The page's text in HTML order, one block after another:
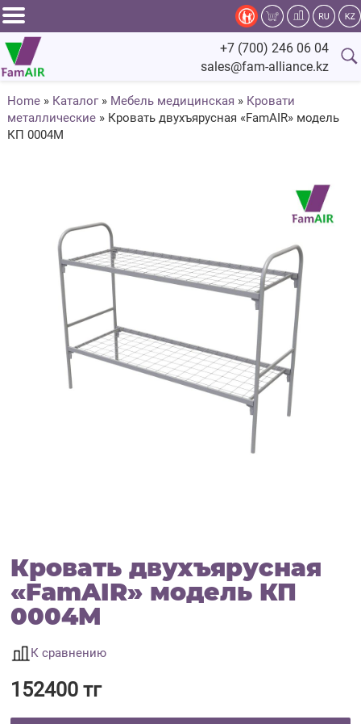
Задать
вопрос
специалисту
Главная
Производство
Сервис
Компания
Fam.Alliance
+7 (700) 246 06 04
sales@fam-alliance.kz
Home » Каталог » Мебель медицинская » Кровати
металлические »Кровать двухъярусная «FamAIR» модель
КП 0004M
Кровать двухъярусная
«FamAIR» модель КП
0004M
К сравнению
152400 тг